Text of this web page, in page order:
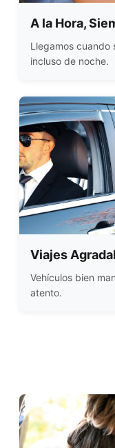
A la Hora,
Llegamos cuando
incluso de noche.
Viajes
Vehículos bien
atento.